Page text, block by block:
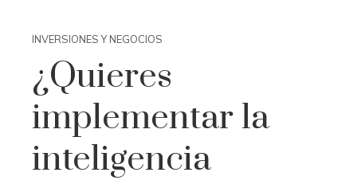
INVERSIONES Y NEGOCIOS
¿Quieres
implementar la
inteligencia